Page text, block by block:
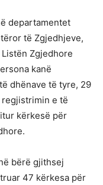
departamentet
të Zgjedhjeve,
Zgjedhore
kanë
dhënave të tyre, 29
e të
kërkesë për
bërë gjithsej
47 kërkesa për